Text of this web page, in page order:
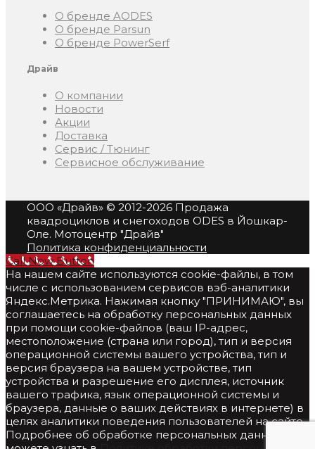
О бренде AODES
О бренде Parsun
О бренде PowerSerf
Драйв
О компании
Новости
Акции
Доставка
Сервис / Тюнинг
Сервисное обслуживание
ООО «Драйв» © 2012-2026 Продажа
квадроциклов и снегоходов ODES в Йошкар-
Оле. Мотоцентр "Драйв"
Политика конфиденциальности
Call Now Button
На нашем сайте используются cookie-файлы, в том
числе с использованием сервисов вэб-аналитики
Яндекс.Метрика. Нажимая кнопку "ПРИНИМАЮ", вы
соглашаетесь на обработку персональных данных
при помощи cookie-файлов (ваш IP-адрес,
местоположение (страна или город), тип и версия
операционной системы вашего устройства, тип и
версия браузера на вашем устройстве, тип
устройства и разрешение его дисплея, источник
вашего трафика, язык операционной системы и
браузера, данные о ваших действиях в интернете) в
целях аналитики поведения пользователей на сайте.
Подробнее об обработке персональных данных вы